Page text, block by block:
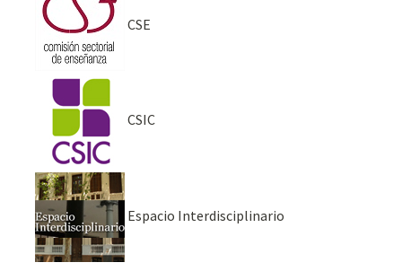
CSE
CSIC
Espacio Interdisciplinario